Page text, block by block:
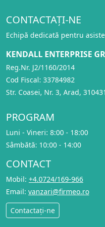
CONTACTAȚI-NE
Echipă dedicată pentru
KENDALL ENTERPRISE
Reg.Nr. J2/1160/2014
Cod Fiscal: 33784982
Str. Coasei, Nr. 3, Arad,
PROGRAM
Luni - Vineri: 8:00 - 18:00
Sâmbătă: 10:00 - 14:00
CONTACT
Mobil: +4.0724/169-966
Email: vanzari@firmeo.ro
Contactați-ne